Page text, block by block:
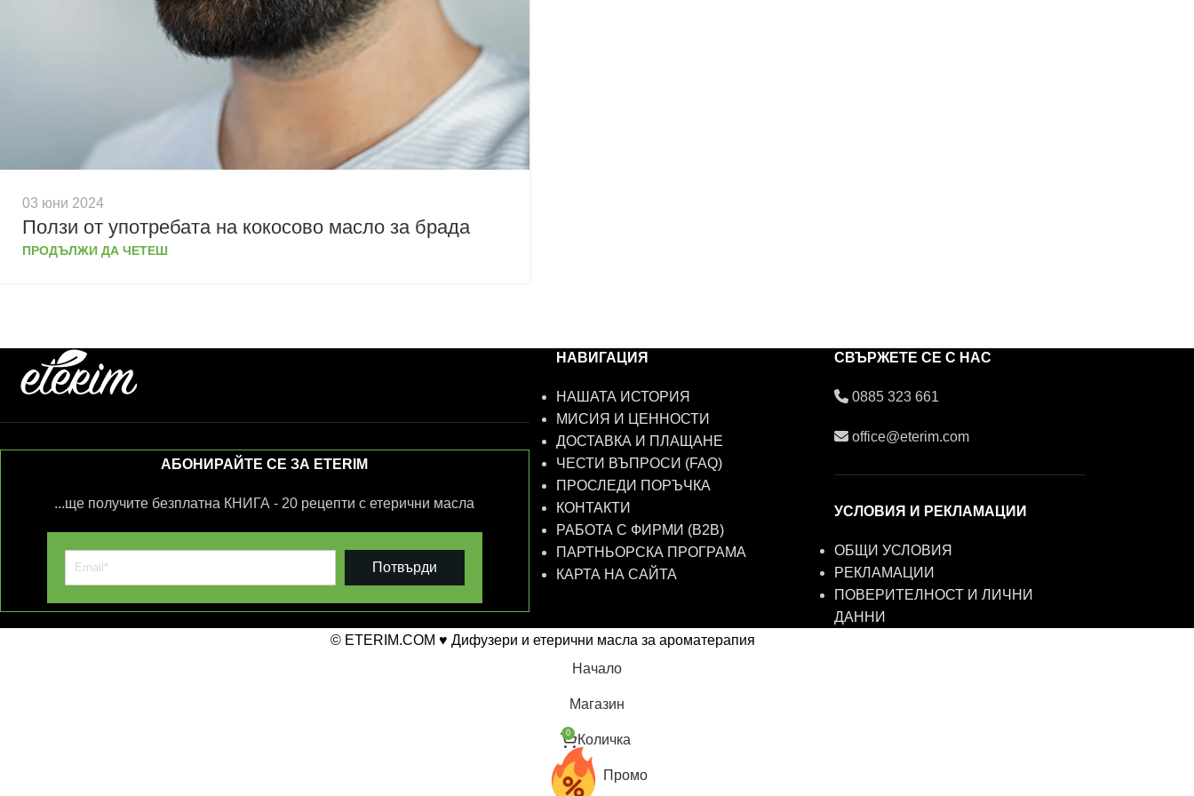
03 юни 2024
Ползи от употребата на кокосово масло за брада
ПРОДЪЛЖИ ДА ЧЕТЕШ
АБОНИРАЙТЕ СЕ ЗА ETERIM
...ще получите безплатна КНИГА - 20 рецепти с етерични масла
Потвърди
НАВИГАЦИЯ
НАШАТА ИСТОРИЯ
МИСИЯ И ЦЕННОСТИ
ДОСТАВКА И ПЛАЩАНЕ
ЧЕСТИ ВЪПРОСИ (FAQ)
ПРОСЛЕДИ ПОРЪЧКА
КОНТАКТИ
РАБОТА С ФИРМИ (B2B)
ПАРТНЬОРСКА ПРОГРАМА
КАРТА НА САЙТА
СВЪРЖЕТЕ СЕ С НАС
0885 323 661
office@eterim.com
УСЛОВИЯ И РЕКЛАМАЦИИ
ОБЩИ УСЛОВИЯ
РЕКЛАМАЦИИ
ПОВЕРИТЕЛНОСТ И ЛИЧНИ
ДАННИ
© ETERIM.COM ♥ Дифузери и етерични масла за ароматерапия
Начало
Магазин
0 Количка
Промо